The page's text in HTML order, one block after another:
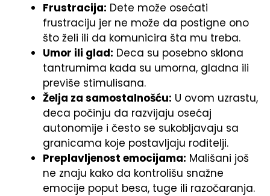
Frustracija: Dete može osećati
frustraciju jer ne može da postigne ono
što želi ili da komunicira šta mu treba.
Umor ili glad: Deca su posebno sklona
tantrumima kada su umorna, gladna ili
previše stimulisana.
Želja za samostalnošću: U ovom uzrastu,
deca počinju da razvijaju osećaj
autonomije i često se sukobljavaju sa
granicama koje postavljaju roditelji.
Preplavljenost emocijama: Mališani još
ne znaju kako da kontrolišu snažne
emocije poput besa, tuge ili razočaranja.